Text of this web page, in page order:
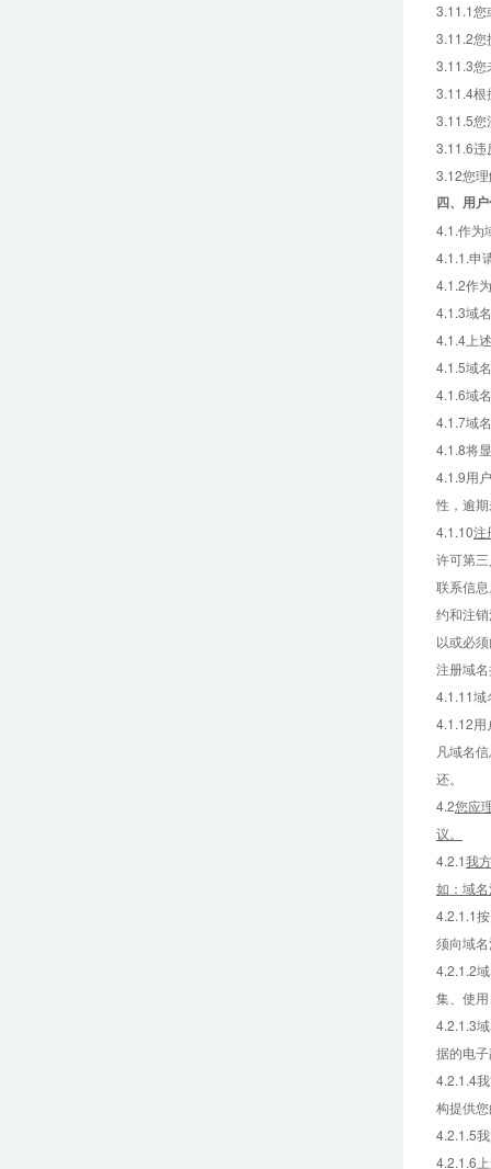
3.11.1您
3.11.2您
3.11.3您
3.11.4根
3.11.5您
3.11.6违
3.12您
四、 用
4.1.作为
4.1.1.申
4.1.2作
4.1.3域
4.1.4上
4.1.5域
4.1.6域
4.1.7域
4.1.8将
4.1.9用
性，逾
4.1.10注
许可第
联系信
约和注
以或必
注册域
4.1.11域
4.1.12用
凡域名
还。
4.2您应
议。
4.2.1我
如：域
4.2.1.1
须向域
4.2.1.2
集、使
4.2.1.3
据的电
4.2.1.4
构提供
4.2.1.5
4.2.1.6